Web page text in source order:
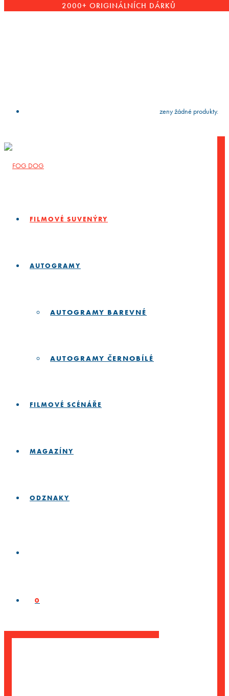
2000+ ORIGINÁLNÍCH DÁRKŮ
FILMOVÉ SUVENÝRY
AUTOGRAMY
AUTOGRAMY BAREVNÉ
AUTOGRAMY ČERNOBÍLÉ
FILMOVÉ SCÉNÁŘE
MAGAZÍNY
ODZNAKY
0
press Nebyly nalezeny žádné produkty.